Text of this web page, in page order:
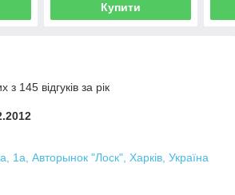
Купити
з 145 відгуків за рік
1а, Авторынок "Лоск", Харків, Україна